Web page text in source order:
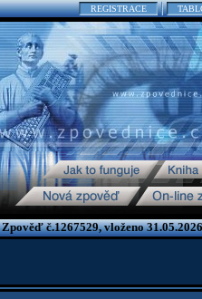
REGISTRACE
Zpověď č.1267529, vloženo